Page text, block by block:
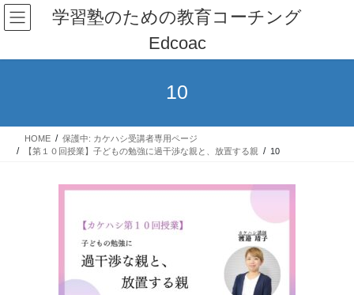
コ
ン
ン
ナ
ビ
ー
学習塾のための教育コーチング
Edcoac
10
HOME
保護中: カケハシ受講者専用ページ
【第１０回授業】子どもの勉強に過干渉な親と、放置する親
10